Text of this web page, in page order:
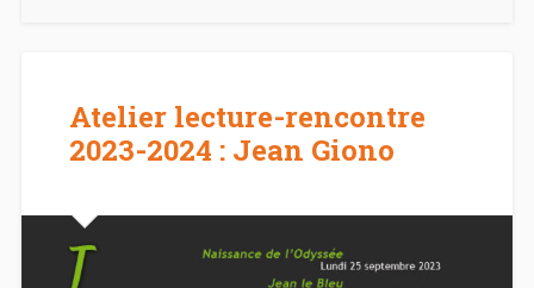
Atelier lecture-rencontre
2023-2024 : Jean Giono